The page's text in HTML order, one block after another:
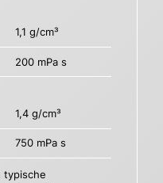
1,1 g/cm³
200 mPa s
1,4 g/cm³
750 mPa s
typische